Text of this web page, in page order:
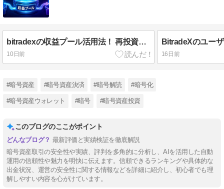
bitradexの収益プール活用法！ 再投資と出金方法を徹底解説
10日前 16日前
#暗号資産 #暗号資産決済 #暗号解読 #暗号化
#暗号資産ウォレット #暗号 #暗号資産投資
このブログのここがポイント
最新評価と実績検証を徹底解説
暗号資産取引の安全性や実績、評判を多角的に分析し、AIを活用した自動
運用の信頼性や魅力を明快に伝えます。信頼できるランキングや具体的な
出金状況、運営の安全性に関する情報などを詳細に紹介し、初心者でも理
解しやすい内容を心がけています。